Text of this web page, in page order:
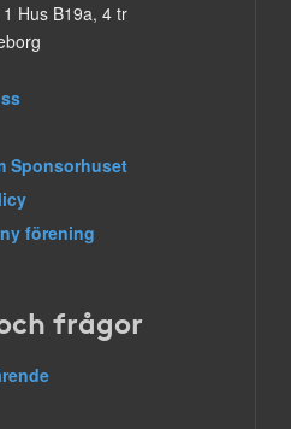
Hus B19a, 4 tr
Sponsorhuset
förening
frågor